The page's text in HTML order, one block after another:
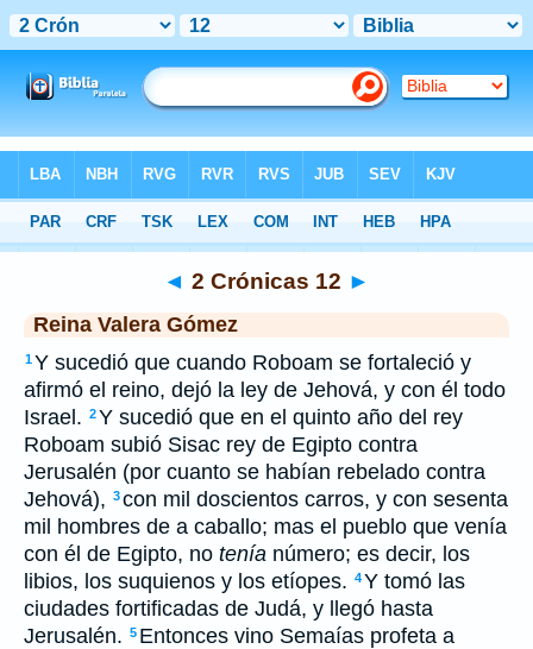
>RVG> 2 Crónicas 12
◄ 2 Crónicas 12 ►
Reina Valera Gómez
1Y sucedió que cuando Roboam se fortaleció y
afirmó el reino, dejó la ley de Jehová, y con él todo
Israel. 2Y sucedió que en el quinto año del rey
Roboam subió Sisac rey de Egipto contra
Jerusalén (por cuanto se habían rebelado contra
Jehová), 3con mil doscientos carros, y con sesenta
mil hombres de a caballo; mas el pueblo que venía
con él de Egipto, no tenía número; es decir, los
libios, los suquienos y los etíopes. 4Y tomó las
ciudades fortificadas de Judá, y llegó hasta
Jerusalén. 5 Entonces vino Semaías profeta a